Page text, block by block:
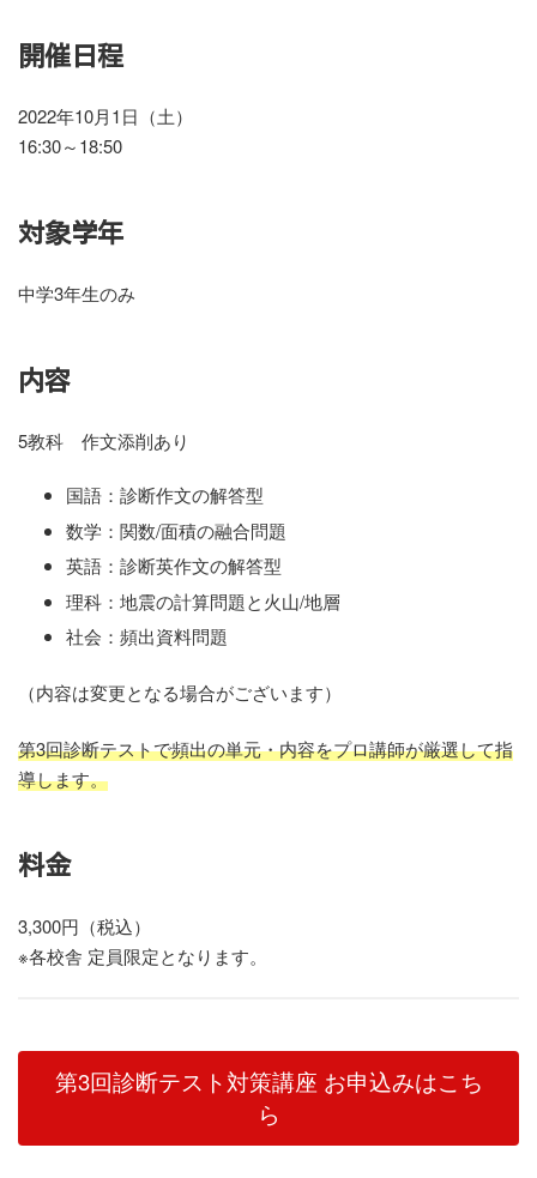
開催日程
2022年10月1日（土）
16:30～18:50
対象学年
中学3年生のみ
内容
5教科 作文添削あり
国語：診断作文の解答型
数学：関数/面積の融合問題
英語：診断英作文の解答型
理科：地震の計算問題と火山/地層
社会：頻出資料問題
（内容は変更となる場合がございます）
第3回診断テストで頻出の単元・内容をプロ講師が厳選して指
導します。
料金
3,300円（税込）
※各校舎 定員限定となります。
第3回診断テスト対策講座 お申込みはこち
ら